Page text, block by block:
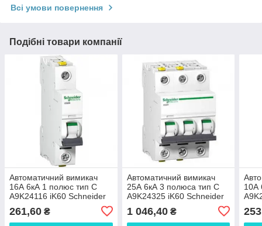
Всі умови повернення
Подібні товари компанії
Автоматичний вимикач
16А 6кА 1 полюс тип C
A9K24116 iK60 Schneider
261,60 ₴
Автоматичний вимикач
25А 6кА 3 полюса тип C
A9K24325 iK60 Schneider
1 046,40₴
10А